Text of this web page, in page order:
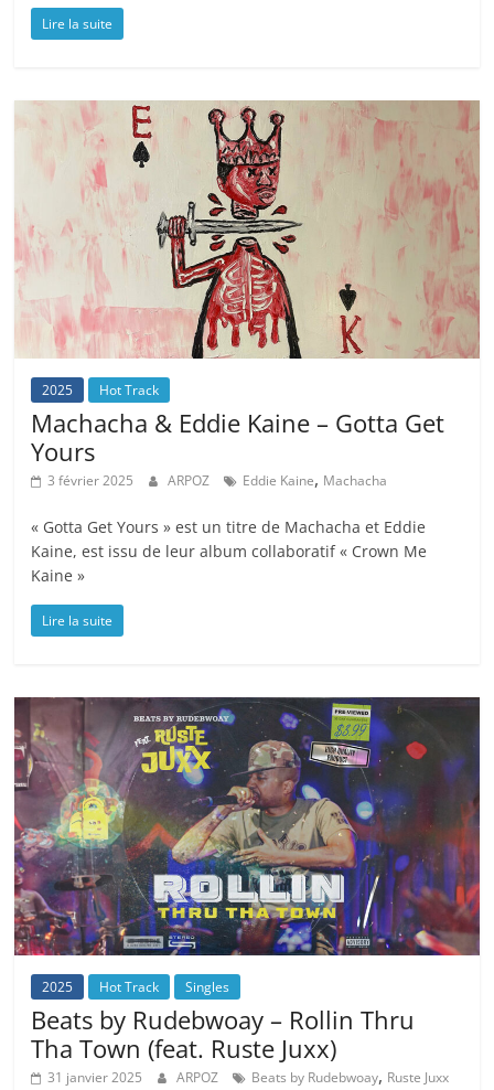
Lire la suite
2025 Hot Track
Machacha & Eddie Kaine – Gotta Get
Yours
3 février 2025 ARPOZ Eddie Kaine, Machacha
« Gotta Get Yours » est un titre de Machacha et Eddie
Kaine, est issu de leur album collaboratif « Crown Me
Kaine »
Lire la suite
2025 Hot Track Singles
Beats by Rudebwoay – Rollin Thru
Tha Town (feat. Ruste Juxx)
31 janvier 2025 ARPOZ Beats by Rudebwoay, Ruste Juxx